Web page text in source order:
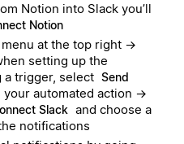
Notion into Slack you’ll
Notion
menu at the top right →
setting up the
a trigger, select Send
your automated action →
Slack and choose a
notifications